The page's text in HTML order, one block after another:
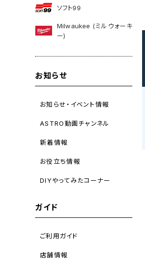
ソフト99
Milwaukee (ミルウォーキ
ー)
お知らせ
お知らせ・イベント情報
ASTRO動画チャンネル
新着情報
お役立ち情報
DIYやってみたコーナー
ガイド
ご利用ガイド
店舗情報